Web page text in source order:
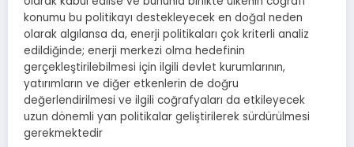
konumu bu politikayı destekleyecek en doğal neden
olarak algılansa da, enerji politikaları çok kriterli analiz
edildiğinde; enerji merkezi olma hedefinin
gerçekleştirilebilmesi için ilgili devlet kurumlarının,
yatırımların ve diğer etkenlerin de doğru
değerlendirilmesi ve ilgili coğrafyaları da etkileyecek
uzun dönemli yan politikalar geliştirilerek sürdürülmesi
gerekmektedir